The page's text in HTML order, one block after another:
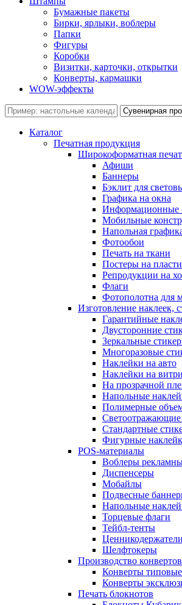
Бумажные пакеты
Бирки, ярлыки, воблеры
Папки
Фигуры
Коробки
Визитки, карточки, открытки
Конверты, кармашки
WOW-эффекты
Каталог
Печатная продукция
Широкоформатная
Афиши
Баннеры
Бэклит для
Графика на окна
Информационные
Мобильные
Напольная
Фотообои
Печать на ткани
Постеры на
Репродукции на
Флаги
Фотополотна для
Изготовление наклеек,
Гарантийные
Двусторонние
Зеркальные
Многоразовые
Наклейки на авто
Наклейки на
На прозрачной
Напольные
Полимерные
Светоотражающие
Стандартные
Фигурные
POS-материалы
Воблеры
Диспенсеры
Мобайлы
Подвесные
Напольные
Торцевые флаги
Тейбл-тенты
Ценникодержатели
Шелфтокеры
Производство конвертов
Конверты типовые
Конверты
Печать блокнотов